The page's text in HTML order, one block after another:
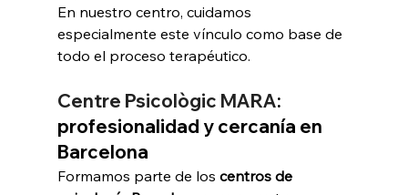
En nuestro centro, cuidamos
especialmente este vínculo como base de
todo el proceso terapéutico.
Centre Psicològic MARA:
profesionalidad y cercanía en
Barcelona
Formamos parte de los centros de